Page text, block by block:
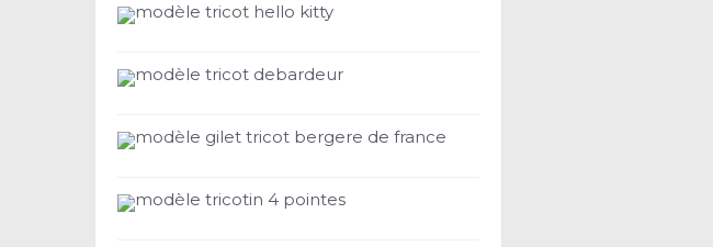
modèle tricot hello kitty
modèle tricot debardeur
modèle gilet tricot bergere de france
modèle tricotin 4 pointes